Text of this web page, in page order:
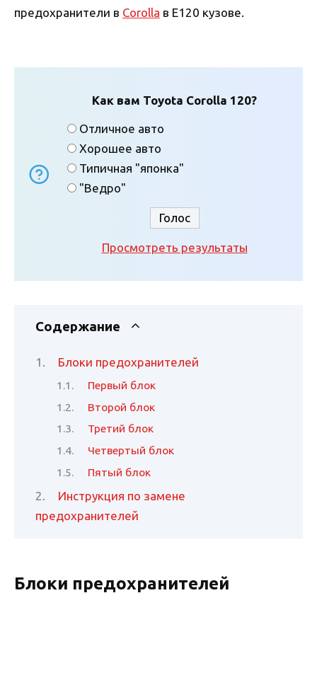
предохранители в Corolla в Е120 кузове.
Как вам Toyota Corolla 120?
Отличное авто
Хорошее авто
Типичная "японка"
"Ведро"
Просмотреть результаты
Содержание
Блоки предохранителей
Первый блок
Второй блок
Третий блок
Четвертый блок
Пятый блок
Инструкция по замене
предохранителей
Блоки предохранителей